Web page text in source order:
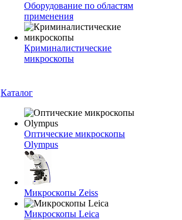
Оборудование по областям
применения
Криминалистические
микроскопы
Каталог
Оптические микроскопы
Olympus
Микроскопы Zeiss
Микроскопы Leica